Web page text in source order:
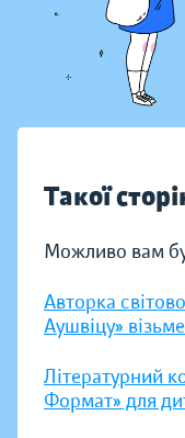
Такої
Можливо вам
Авторка
Аушвіцу»
Літературний
Формат» для